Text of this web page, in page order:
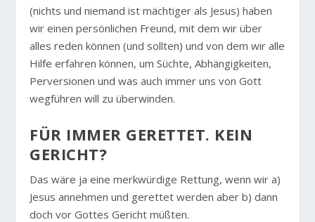
(nichts und niemand ist mächtiger als Jesus) haben
wir einen persönlichen Freund, mit dem wir über
alles reden können (und sollten) und von dem wir alle
Hilfe erfahren können, um Süchte, Abhängigkeiten,
Perversionen und was auch immer uns von Gott
wegführen will zu überwinden.
FÜR IMMER GERETTET. KEIN
GERICHT?
Das wäre ja eine merkwürdige Rettung, wenn wir a)
Jesus annehmen und gerettet werden aber b) dann
doch vor Gottes Gericht müßten.